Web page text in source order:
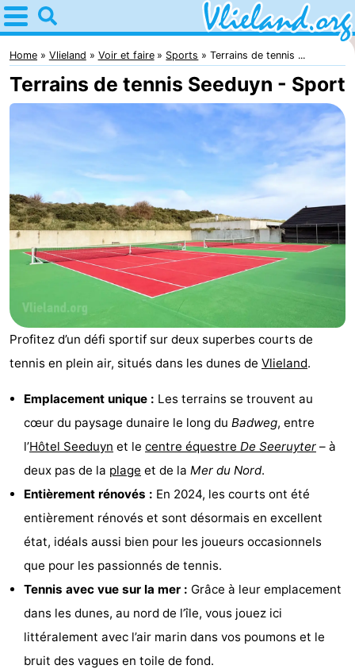
Home
Vlieland
Astuces
Avec
enfants
Passer
la
nuit
Appartements
Vlieduyn
Campings
Hôtels
minutes
Plages
Voir
faire
d'intérêt
Musées
Monuments
-
Home Vlieland Voir et faire Sports Terrains de tennis ...
Terrains de tennis Seeduyn - Sport
Profitez d’un défi sportif sur deux superbes courts de
tennis en plein air, situés dans les dunes de Vlieland.
Emplacement unique : Les terrains se trouvent au
cœur du paysage dunaire le long du Badweg, entre
l’Hôtel Seeduyn et le centre équestre De Seeruyter – à
deux pas de la plage et de la Mer du Nord.
Entièrement rénovés : En 2024, les courts ont été
entièrement rénovés et sont désormais en excellent
état, idéals aussi bien pour les joueurs occasionnels
que pour les passionnés de tennis.
Tennis avec vue sur la mer : Grâce à leur emplacement
dans les dunes, au nord de l’île, vous jouez ici
littéralement avec l’air marin dans vos poumons et le
bruit des vagues en toile de fond.